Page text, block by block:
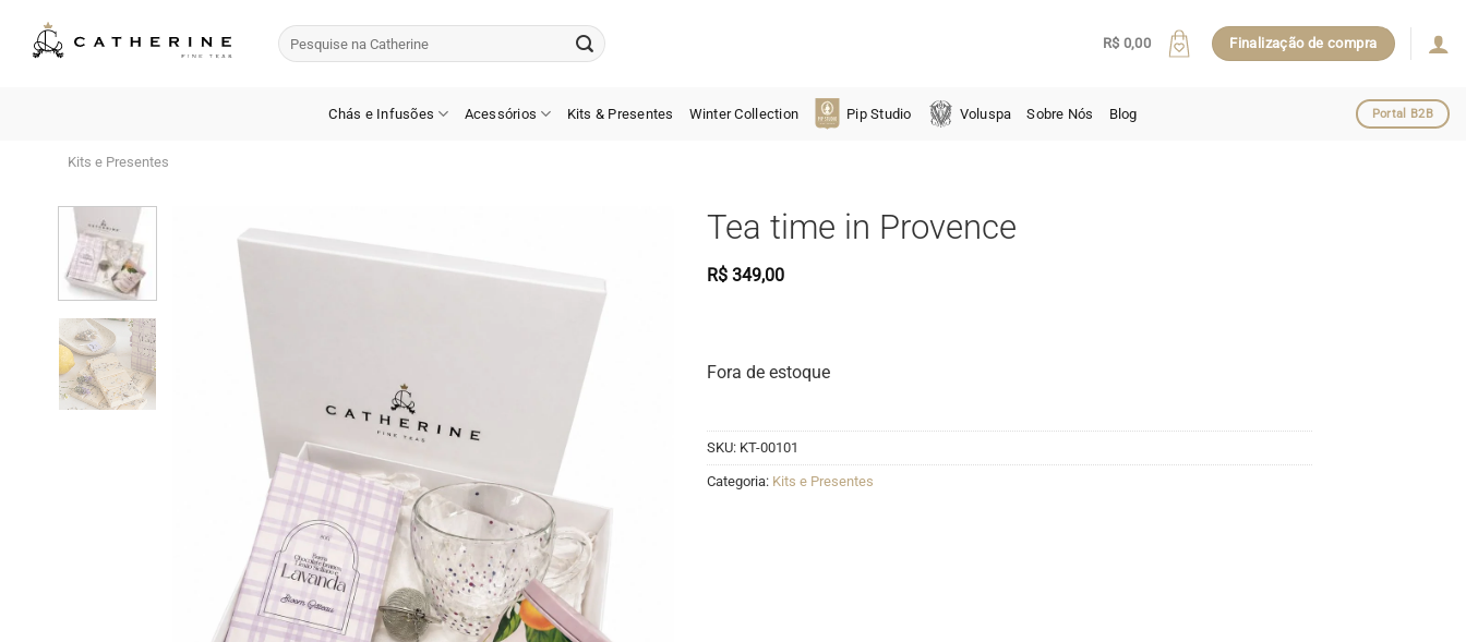
Pesquisar
por:
R$ 0,00 Finalização de compra
Chás e Infusões Acessórios Kits & Presentes Winter Collection Pip Studio Voluspa Sobre Nós Blog Portal B2B
Kits e Presentes
Tea time in Provence
R$349,00
Fora de estoque
SKU: KT-00101
Categoria: Kits e Presentes